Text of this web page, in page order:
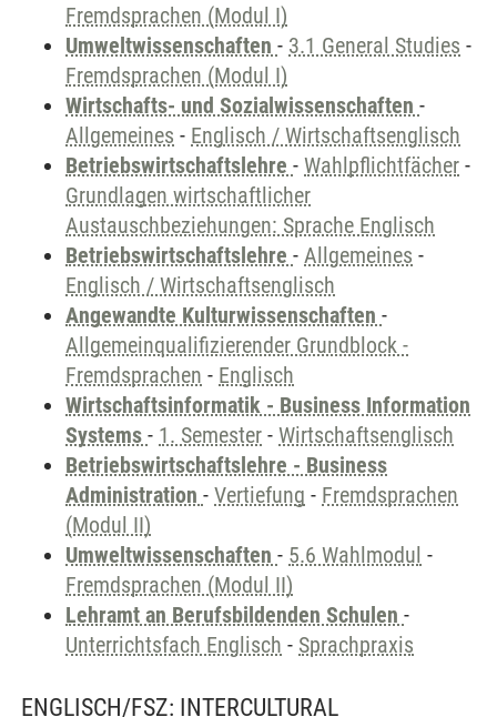
Fremdsprachen (Modul I)
Umweltwissenschaften - 3.1 General Studies -
Fremdsprachen (Modul I)
Wirtschafts- und Sozialwissenschaften -
Allgemeines - Englisch / Wirtschaftsenglisch
Betriebswirtschaftslehre - Wahlpflichtfächer -
Grundlagen wirtschaftlicher
Austauschbeziehungen: Sprache Englisch
Betriebswirtschaftslehre - Allgemeines -
Englisch / Wirtschaftsenglisch
Angewandte Kulturwissenschaften -
Allgemeinqualifizierender Grundblock -
Fremdsprachen - Englisch
Wirtschaftsinformatik - Business Information
Systems - 1. Semester - Wirtschaftsenglisch
Betriebswirtschaftslehre - Business
Administration - Vertiefung - Fremdsprachen
(Modul II)
Umweltwissenschaften - 5.6 Wahlmodul -
Fremdsprachen (Modul II)
Lehramt an Berufsbildenden Schulen -
Unterrichtsfach Englisch - Sprachpraxis
ENGLISCH/FSZ: INTERCULTURAL